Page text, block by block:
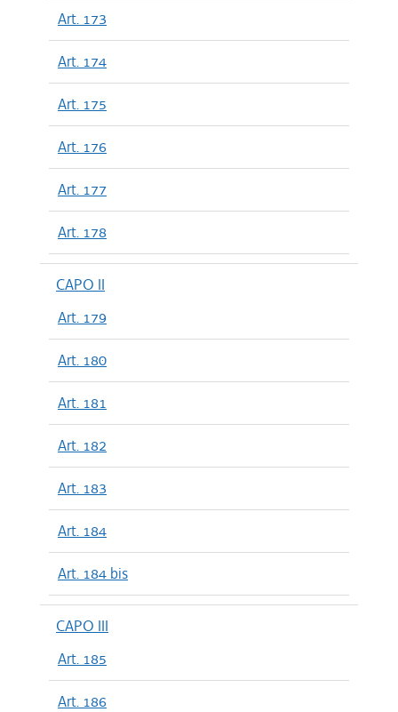
Art. 173
Art. 174
Art. 175
Art. 176
Art. 177
Art. 178
CAPO II
Art. 179
Art. 180
Art. 181
Art. 182
Art. 183
Art. 184
Art. 184 bis
CAPO III
Art. 185
Art. 186